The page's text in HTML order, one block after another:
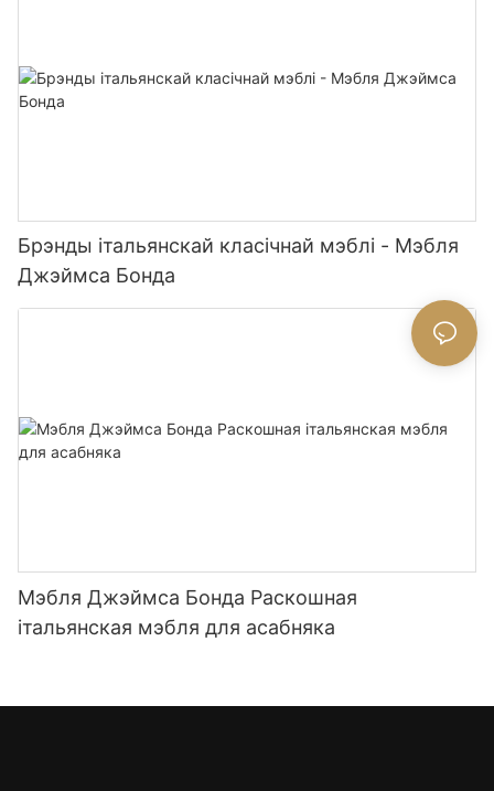
Брэнды італьянскай класічнай мэблі - Мэбля
Джэймса Бонда
Мэбля Джэймса Бонда Раскошная
італьянская мэбля для асабняка